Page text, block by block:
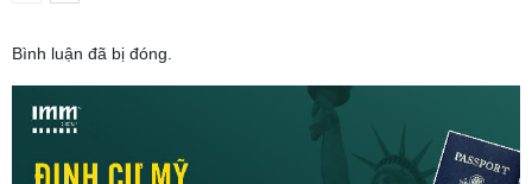
Bình luận đã bị đóng.